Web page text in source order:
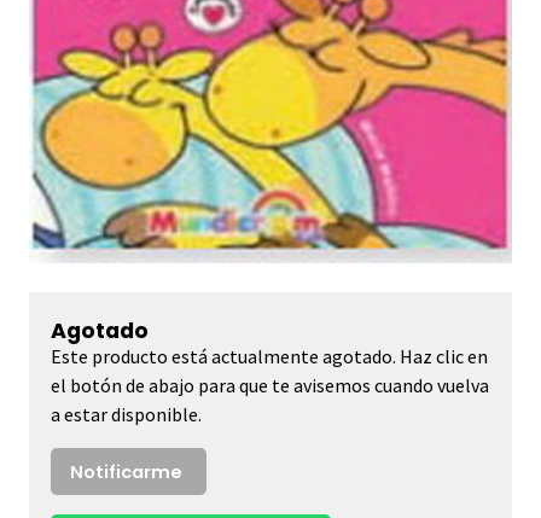
Agotado
Este producto está actualmente agotado. Haz clic en
el botón de abajo para que te avisemos cuando vuelva
a estar disponible.
Notificarme